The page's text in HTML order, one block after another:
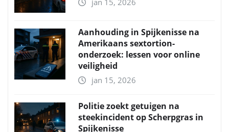
Aanhouding in Spijkenisse na
Amerikaans sextortion-
onderzoek: lessen voor online
veiligheid
jan 15, 2026
Politie zoekt getuigen na
steekincident op Scherpgras in
Spijkenisse